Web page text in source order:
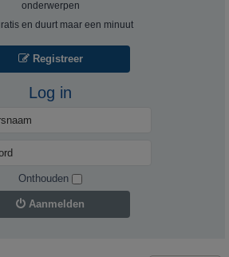
onderwerpen
en duurt maar een minuut
Registreer
Log in
Onthouden
Aanmelden